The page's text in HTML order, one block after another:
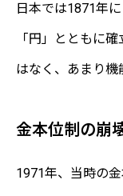
日本では1871年
「円」とともに
はなく、あまり機
金本位制の崩
1971年、当時の